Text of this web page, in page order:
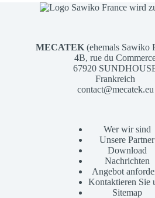
MECATEK (ehemals Sawiko
4B, rue du
67920
Frankreich
contact@mecatek.eu
Wer wir sind
Unsere Partner
Download
Nachrichten
Angebot
Kontaktieren Sie
Sitemap